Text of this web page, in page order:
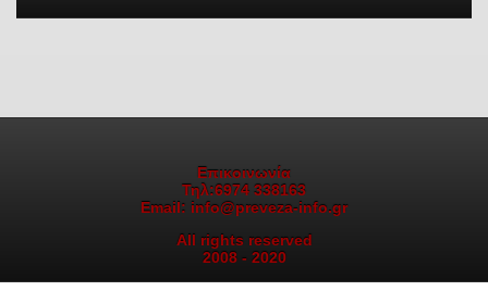
Επικοινωνία
Τηλ:6974 338163
Email: info@preveza-info.gr
All rights reserved
2008 - 2020